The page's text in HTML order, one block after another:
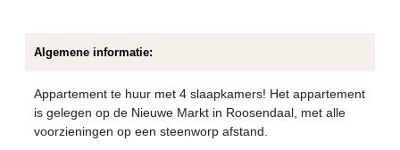
Algemene informatie:
Appartement te huur met 4 slaapkamers! Het appartement
is gelegen op de Nieuwe Markt in Roosendaal, met alle
voorzieningen op een steenworp afstand.